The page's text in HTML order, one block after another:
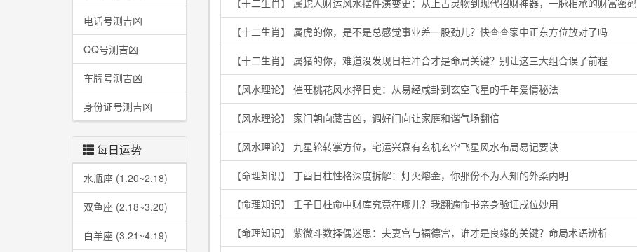
电话号测吉凶
QQ号测吉凶
车牌号测吉凶
身份证号测吉凶
每日运势
水瓶座 (1.20~2.18)
双鱼座 (2.18~3.20)
白羊座 (3.21~4.19)
【十二生肖】 属蛇人财运风水摆件演变史：从上古灵物到现代招财神器，一脉相承的财富密码
【十二生肖】 属虎的你，是不是总感觉事业差一股劲儿？快查查家中正东方位放对了吗
【十二生肖】 属猪的你，难道没发现日柱冲合才是命局关键？别让这三大组合误了前程
【风水理论】 催旺桃花风水择日史：从易经咸卦到玄空飞星的千年爱情秘法
【风水理论】 家门朝向藏吉凶，调好门向让家庭和谐气场翻倍
【风水理论】 九星轮转掌方位，宅运兴衰有玄机玄空飞星风水布局易记要诀
【命理知识】 丁酉日柱性格深度拆解：灯火熔金，你那份不为人知的外柔内明
【命理知识】 壬子日柱命中财库究竟在哪儿？我翻遍命书亲身验证戌位妙用
【命理知识】 紫微斗数择偶迷思：夫妻宫与福德宫，谁才是良缘的关键？命局术语辨析